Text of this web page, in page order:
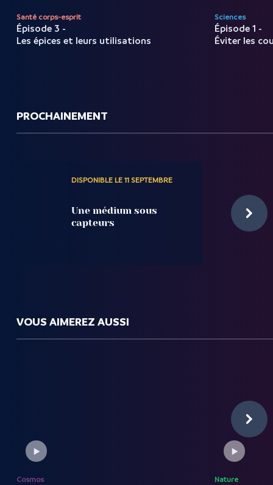
Santé corps-esprit
Épisode 3 -
Les épices et leurs utilisations
Sciences
Épisode 1 -
Éviter les
PROCHAINEMENT
DISPONIBLE LE 11 SEPTEMBRE
Une médium sous
capteurs
VOUS AIMEREZ AUSSI
Cosmos Nature